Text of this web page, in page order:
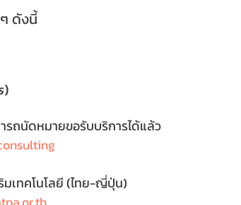
ดังนี้
)
รถนัดหมายขอรับบริการได้แล้ว
มเทคโนโลยี (ไทย-ญี่ปุ่น)